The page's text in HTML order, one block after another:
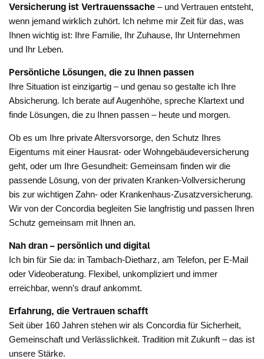
Versicherung ist Vertrauenssache – und Vertrauen entsteht,
wenn jemand wirklich zuhört. Ich nehme mir Zeit für das, was
Ihnen wichtig ist: Ihre Familie, Ihr Zuhause, Ihr Unternehmen
und Ihr Leben.
Persönliche Lösungen, die zu Ihnen passen
Ihre Situation ist einzigartig – und genau so gestalte ich Ihre
Absicherung. Ich berate auf Augenhöhe, spreche Klartext und
finde Lösungen, die zu Ihnen passen – heute und morgen.
Ob es um Ihre private Altersvorsorge, den Schutz Ihres
Eigentums mit einer Hausrat- oder Wohngebäudeversicherung
geht, oder um Ihre Gesundheit: Gemeinsam finden wir die
passende Lösung, von der privaten Kranken-Vollversicherung
bis zur wichtigen Zahn- oder Krankenhaus-Zusatzversicherung.
Wir von der Concordia begleiten Sie langfristig und passen Ihren
Schutz gemeinsam mit Ihnen an.
Nah dran – persönlich und digital
Ich bin für Sie da: in Tambach-Dietharz, am Telefon, per E-Mail
oder Videoberatung. Flexibel, unkompliziert und immer
erreichbar, wenn’s drauf ankommt.
Erfahrung, die Vertrauen schafft
Seit über 160 Jahren stehen wir als Concordia für Sicherheit,
Gemeinschaft und Verlässlichkeit. Tradition mit Zukunft – das ist
unsere Stärke.